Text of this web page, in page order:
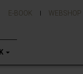
E-BOOK WEBSHOP